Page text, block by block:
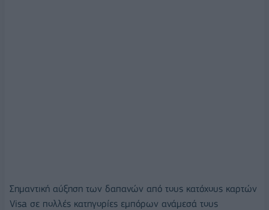
Σημαντική αύξηση των δαπανών από τους κατόχους καρτών
Visa σε πολλές κατηγορίες εμπόρων ανάμεσά τους